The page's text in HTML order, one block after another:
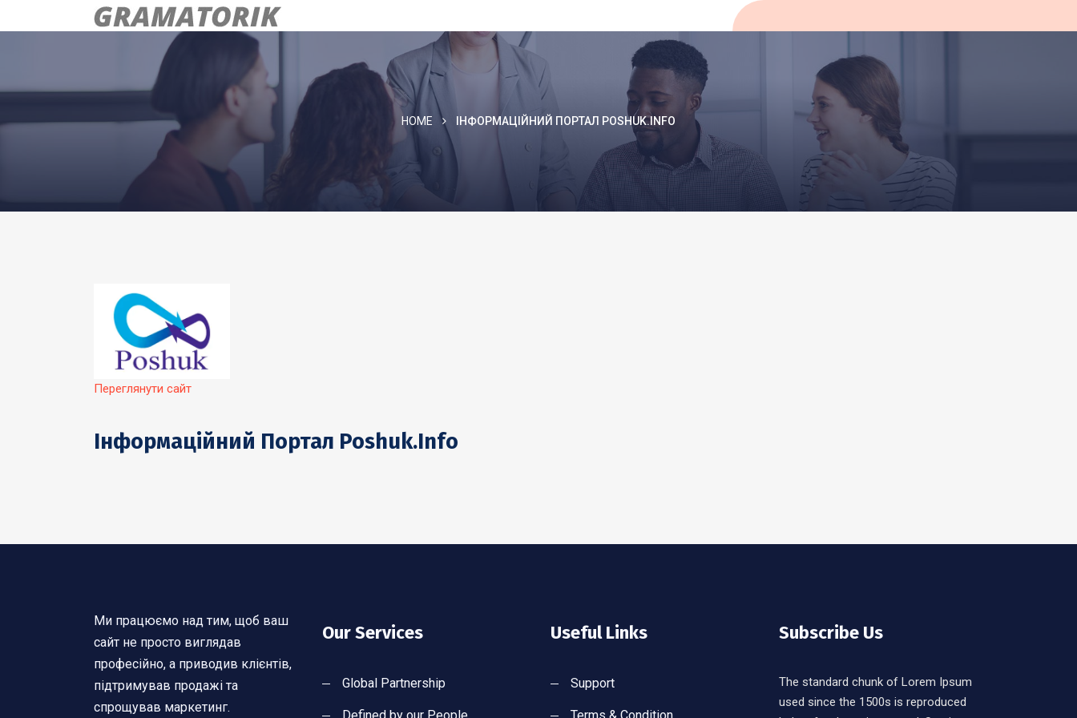
HOME ІНФОРМАЦІЙНИЙ ПОРТАЛ POSHUK.INFO
Переглянути сайт
Інформаційний Портал Poshuk.info
Ми працюємо над тим, щоб ваш
сайт не просто виглядав
професійно, а приводив клієнтів,
підтримував продажі та
спрощував маркетинг.
Our Services
Global Partnership
Useful Links
Support
Subscribe Us
The standard chunk of Lorem Ipsum
used since the 1500s is reproduced